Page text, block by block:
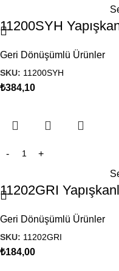
11200SYH
Geri Dönüşümlü Ürünler
SKU: 11200SYH
₺384,10
11202GRI
Geri Dönüşümlü Ürünler
SKU: 11202GRI
₺184,00